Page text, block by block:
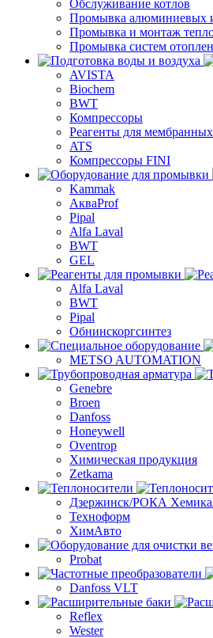
Обслуживание котлов
Промывка алюминиевых
Промывка и монтаж
Промывка систем
AVISTA
Biochem
BWT
Компрессоры
Реагенты для
ATS
Компрессоры FINI
Kammak
АкваProf
Pipal
Alfa Laval
BWT
GEL
Alfa Laval
BWT
Pipal
Обнинскоргсинтез
METSO AUTOMATION
Genebre
Broen
Danfoss
Honeywell
Oventrop
Химическая продукция
Zetkama
Дзержинск/РОКА
Техноформ
ХимАвто
Probat
Danfoss VLT
Reflex
Wester